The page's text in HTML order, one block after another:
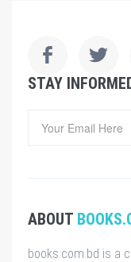
STAY
ABOUT
books.com.bd is a